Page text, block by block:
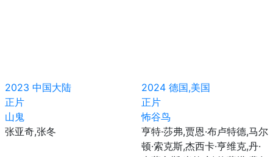
2023 中国大陆
正片
山鬼
张亚奇,张冬
2024 德国,美国
正片
怖谷鸟
亨特·莎弗,贾恩·布卢特德,马尔
顿·索克斯,杰西卡·亨维克,丹·